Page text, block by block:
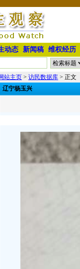
动态 新闻稿 维权经历
站主页 > 访民数据库 > 正文
辽宁杨玉兴